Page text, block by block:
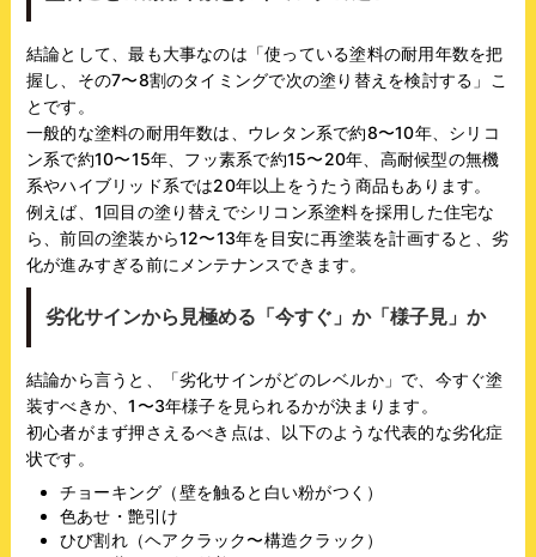
結論として、最も大事なのは「使っている塗料の耐用年数を把
握し、その7〜8割のタイミングで次の塗り替えを検討する」こ
とです。
一般的な塗料の耐用年数は、ウレタン系で約8〜10年、シリコ
ン系で約10〜15年、フッ素系で約15〜20年、高耐候型の無機
系やハイブリッド系では20年以上をうたう商品もあります。
例えば、1回目の塗り替えでシリコン系塗料を採用した住宅な
ら、前回の塗装から12〜13年を目安に再塗装を計画すると、劣
化が進みすぎる前にメンテナンスできます。
劣化サインから見極める「今すぐ」か「様子見」か
結論から言うと、「劣化サインがどのレベルか」で、今すぐ塗
装すべきか、1〜3年様子を見られるかが決まります。
初心者がまず押さえるべき点は、以下のような代表的な劣化症
状です。
チョーキング（壁を触ると白い粉がつく）
色あせ・艶引け
ひび割れ（ヘアクラック〜構造クラック）